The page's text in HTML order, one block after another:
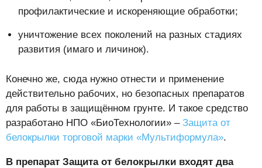
профилактические и искореняющие обработки;
уничтожение всех поколений на разных стадиях
развития (имаго и личинок).
Конечно же, сюда нужно отнести и применение
действительно рабочих, но безопасных препаратов
для работы в защищённом грунте. И такое средство
разработано НПО «БиоТехнологии» – Защита от
белокрылки торговой марки «Мультиформула».
В препарат Защита от белокрылки входят два